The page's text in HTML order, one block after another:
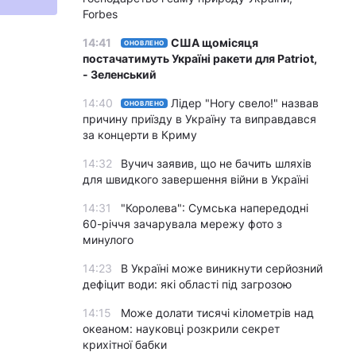
Forbes
14:41 ОНОВЛЕНО
США щомісяця
постачатимуть Україні ракети для Patriot,
- Зеленський
14:40 ОНОВЛЕНО
Лідер "Ногу свело!" назвав
причину приїзду в Україну та виправдався
за концерти в Криму
14:32
Вучич заявив, що не бачить шляхів
для швидкого завершення війни в Україні
14:31
"Королева": Сумська напередодні
60-річчя зачарувала мережу фото з
минулого
14:23
В Україні може виникнути серйозний
дефіцит води: які області під загрозою
14:15
Може долати тисячі кілометрів над
океаном: науковці розкрили секрет
крихітної бабки